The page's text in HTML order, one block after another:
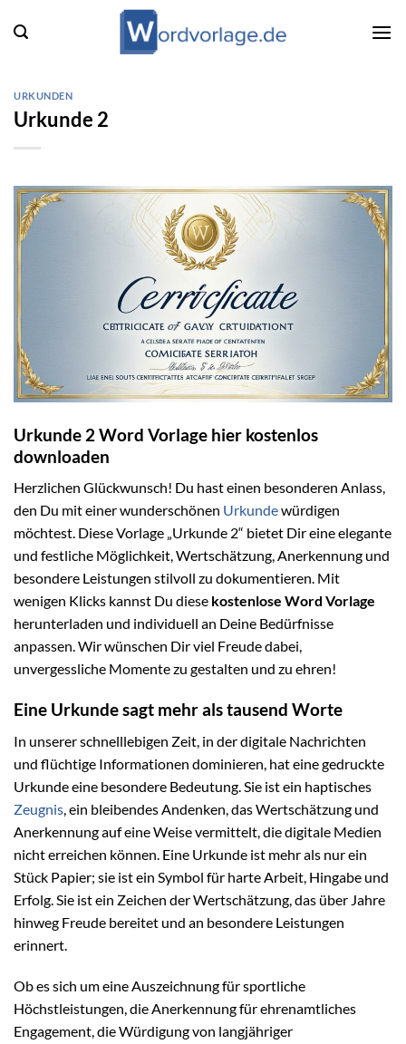
Inhalt
URKUNDEN
Urkunde 2
Urkunde 2 Word Vorlage hier kostenlos
downloaden
Herzlichen Glückwunsch! Du hast einen besonderen Anlass,
den Du mit einer wunderschönen Urkundewürdigen
möchtest. Diese Vorlage „Urkunde 2“ bietet Dir eine elegante
und festliche Möglichkeit, Wertschätzung, Anerkennung und
besondere Leistungen stilvoll zu dokumentieren. Mit
wenigen Klicks kannst Du diese kostenlose Word Vorlage
herunterladen und individuell an Deine Bedürfnisse
anpassen. Wir wünschen Dir viel Freude dabei,
unvergessliche Momente zu gestalten und zu ehren!
Eine Urkunde sagt mehr als tausend Worte
In unserer schnelllebigen Zeit, in der digitale Nachrichten
und flüchtige Informationen dominieren, hat eine gedruckte
Urkunde eine besondere Bedeutung. Sie ist ein haptisches
Zeugnis , ein bleibendes Andenken, das Wertschätzung und
Anerkennung auf eine Weise vermittelt, die digitale Medien
nicht erreichen können. Eine Urkunde ist mehr als nur ein
Stück Papier; sie ist ein Symbol für harte Arbeit, Hingabe und
Erfolg. Sie ist ein Zeichen der Wertschätzung, das über Jahre
hinweg Freude bereitet und an besondere Leistungen
erinnert.
Ob es sich um eine Auszeichnung für sportliche
Höchstleistungen, die Anerkennung für ehrenamtliches
Engagement, die Würdigung von langjähriger